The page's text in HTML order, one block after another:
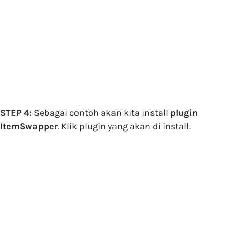
STEP 4: Sebagai contoh akan kita install plugin
ItemSwapper. Klik plugin yang akan di install.